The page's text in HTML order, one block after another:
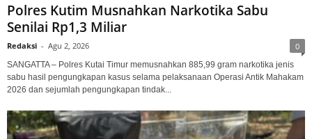
Polres Kutim Musnahkan Narkotika Sabu
Senilai Rp1,3 Miliar
Redaksi - Agu 2, 2026 0
SANGATTA – Polres Kutai Timur memusnahkan 885,99 gram narkotika jenis
sabu hasil pengungkapan kasus selama pelaksanaan Operasi Antik Mahakam
2026 dan sejumlah pengungkapan tindak...